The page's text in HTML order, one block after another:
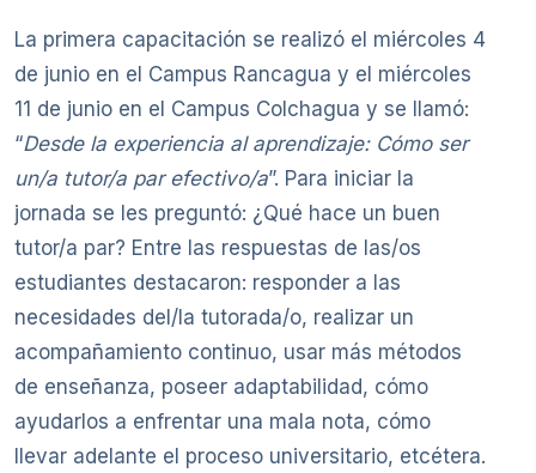
La primera capacitación se realizó el miércoles 4
de junio en el Campus Rancagua y el miércoles
11 de junio en el Campus Colchagua y se llamó:
“Desde la experiencia al aprendizaje: Cómo ser
un/a tutor/a par efectivo/a”. Para iniciar la
jornada se les preguntó: ¿Qué hace un buen
tutor/a par? Entre las respuestas de las/os
estudiantes destacaron: responder a las
necesidades del/la tutorada/o, realizar un
acompañamiento continuo, usar más métodos
de enseñanza, poseer adaptabilidad, cómo
ayudarlos a enfrentar una mala nota, cómo
llevar adelante el proceso universitario, etcétera.